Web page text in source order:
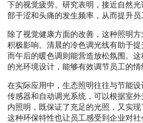
下的视觉疲劳。研究表明，接近自然
部干涩和头痛的发生频率，从而提升员
除了视觉健康方面的改善，这种照明
积极影响。清晨的冷色调光线有助于提
而午后的暖色调则能营造放松氛围。
的光环境设计，能够有效调节员工的情
在实际应用中，生态照明往往与节能
传感器和自动调光系统，可以根据室
内照明，既保证了充足的光照，又实现
这种环保特性也让员工感受到企业对社